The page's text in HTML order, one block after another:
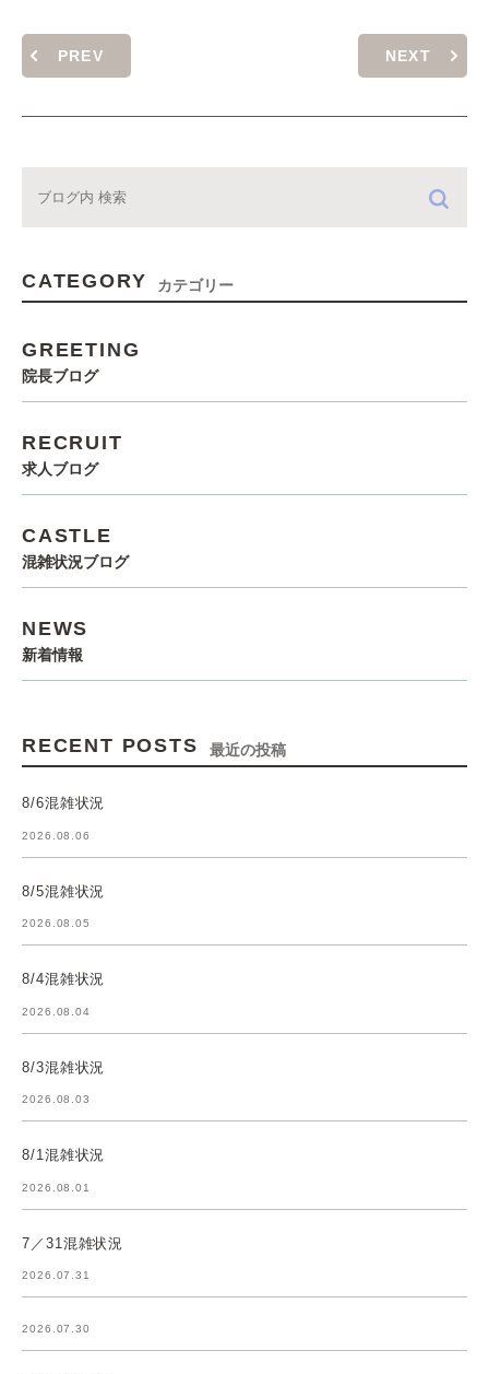
PREV NEXT
CATEGORY カテゴリー
GREETING
院長ブログ
RECRUIT
求人ブログ
CASTLE
混雑状況ブログ
NEWS
新着情報
RECENT POSTS 最近の投稿
8/6混雑状況
2026.08.06
8/5混雑状況
2026.08.05
8/4混雑状況
2026.08.04
8/3混雑状況
2026.08.03
8/1混雑状況
2026.08.01
7／31混雑状況
2026.07.31
2026.07.30